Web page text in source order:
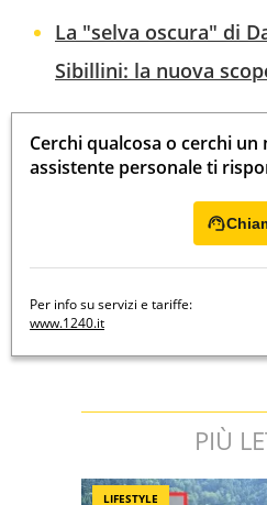
La "selva oscura" di
Sibillini: la nuova
Cerchi qualcosa o cerchi
assistente personale ti
Per info su servizi e tariffe:
www.1240.it
PIÙ
LIFESTYLE